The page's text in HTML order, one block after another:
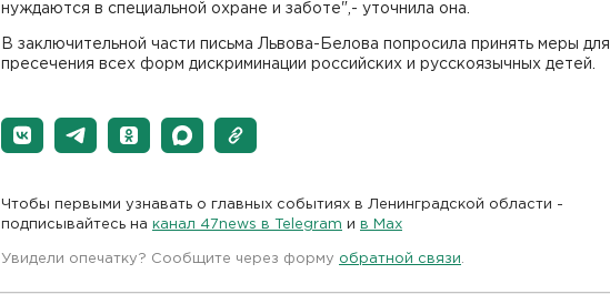
нуждаются в специальной охране и заботе",- уточнила она.
В заключительной части письма Львова-Белова попросила принять меры для
пресечения всех форм дискриминации российских и русскоязычных детей.
Чтобы первыми узнавать о главных событиях в Ленинградской области -
подписывайтесь на канал 47news в Telegram и в Maх
Увидели опечатку? Сообщите через форму обратной связи